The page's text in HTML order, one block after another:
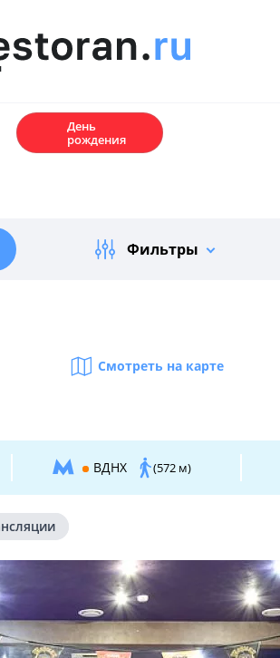
День
рождения
Фильтры
Смотреть на карте
ВДНХ (572 м)